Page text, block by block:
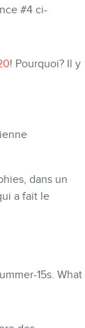
#4 ci-
! Pourquoi? Il y
dans un
a fait le
15s. What